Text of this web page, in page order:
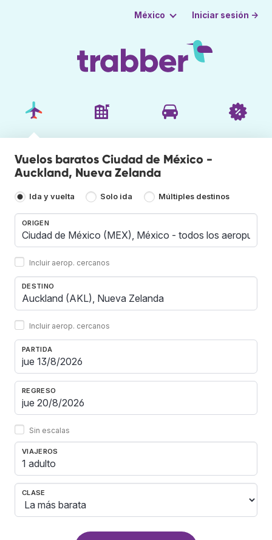
México Iniciar sesión →
Vuelos baratos Ciudad de México -
Auckland, Nueva Zelanda
Ida y vuelta Solo ida Múltiples destinos
ORIGEN
Incluir aerop. cercanos
DESTINO
Incluir aerop. cercanos
PARTIDA
REGRESO
Sin escalas
VIAJEROS
1 adulto
CLASE